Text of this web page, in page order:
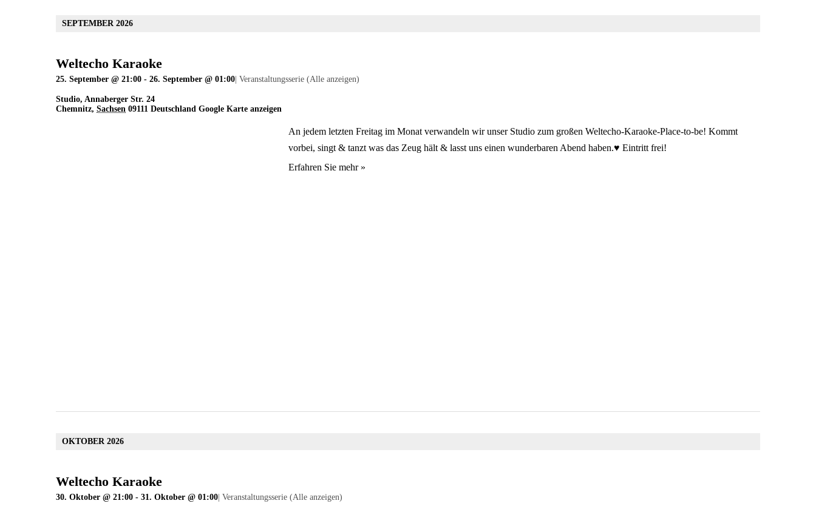
SEPTEMBER 2026
Weltecho Karaoke
25. September @ 21:00 - 26. September @ 01:00 Veranstaltungsserie (Alle anzeigen)
Studio, Annaberger Str. 24
Chemnitz, Sachsen 09111 Deutschland Google Karte anzeigen
An jedem letzten Freitag im Monat verwandeln wir unser Studio zum großen Weltecho-Karaoke-Place-to-be! Kommt
vorbei, singt & tanzt was das Zeug hält & lasst uns einen wunderbaren Abend haben.♥ Eintritt frei!
Erfahren Sie mehr »
OKTOBER 2026
Weltecho Karaoke
30. Oktober @ 21:00 - 31. Oktober @ 01:00 Veranstaltungsserie (Alle anzeigen)